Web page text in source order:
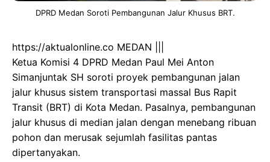
DPRD Medan Soroti Pembangunan Jalur Khusus BRT.
https://aktualonline.co MEDAN |||
Ketua Komisi 4 DPRD Medan Paul Mei Anton
Simanjuntak SH soroti proyek pembangunan jalan
jalur khusus sistem transportasi massal Bus Rapit
Transit (BRT) di Kota Medan. Pasalnya, pembangunan
jalur khusus di median jalan dengan menebang ribuan
pohon dan merusak sejumlah fasilitas pantas
dipertanyakan.